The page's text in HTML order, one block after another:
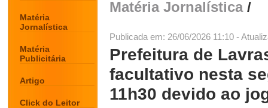
Matéria
Jornalística
Matéria
Publicitária
Artigo
Click do Leitor
Matéria Jornalística/
Publicada em: 26/06/2026 11:10 -
Prefeitura de
facultativo nesta
11h30 devido ao